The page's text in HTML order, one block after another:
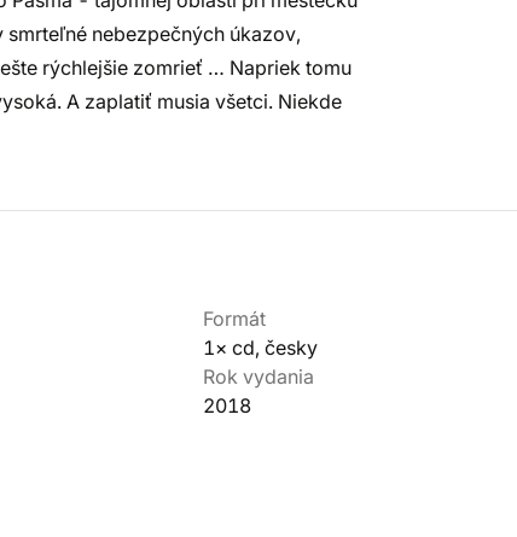
nebezpečných úkazov,
rýchlejšie zomrieť … Napriek tomu
A zaplatiť musia všetci. Niekde
Formát
1× cd, česky
Rok vydania
2018